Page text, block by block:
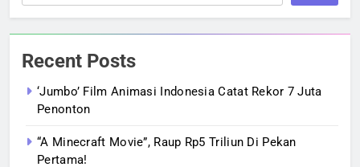
Recent Posts
‘Jumbo’ Film Animasi Indonesia Catat Rekor 7 Juta
Penonton
“A Minecraft Movie”, Raup Rp5 Triliun Di Pekan
Pertama!